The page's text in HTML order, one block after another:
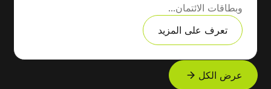
وبطاقات الائتمان...
تعرف على المزيد
عرض الكل